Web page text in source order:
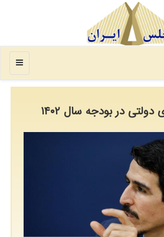
منو
شفافیت شرکت های دولتی در بودجه سال ۱۴۰۲